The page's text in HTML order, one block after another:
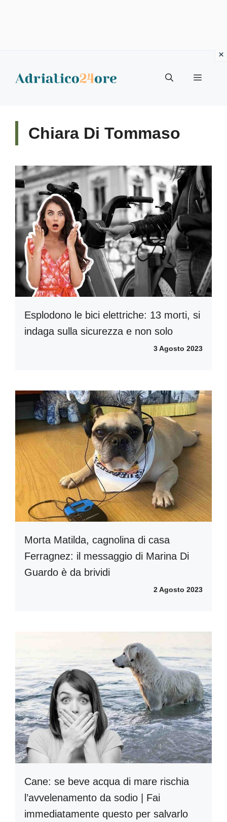
Menu
Chiara Di Tommaso
Esplodono le bici elettriche: 13 morti, si
indaga sulla sicurezza e non solo
3 Agosto 2023
Morta Matilda, cagnolina di casa
Ferragnez: il messaggio di Marina Di
Guardo è da brividi
2 Agosto 2023
Cane: se beve acqua di mare rischia
l’avvelenamento da sodio | Fai
immediatamente questo per salvarlo